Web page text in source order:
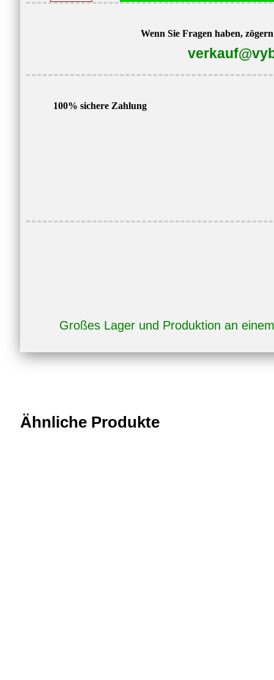
1ALJ-
kW,
U/min,
Wenn Sie Fragen haben,
100% sichere Zahlung
Großes Lager und Produktion an
Ähnliche Produkte